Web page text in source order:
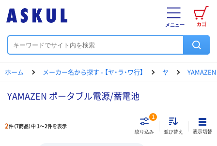
カゴ
メニュー
ホーム メーカー名から探す - 【ヤ・ラ・ワ行】 ヤ YAMAZEN
YAMAZEN ポータブル電源/蓄電池
2件（7商品）中 1～2件を表示
絞り込み
1
並び替え 表示切替